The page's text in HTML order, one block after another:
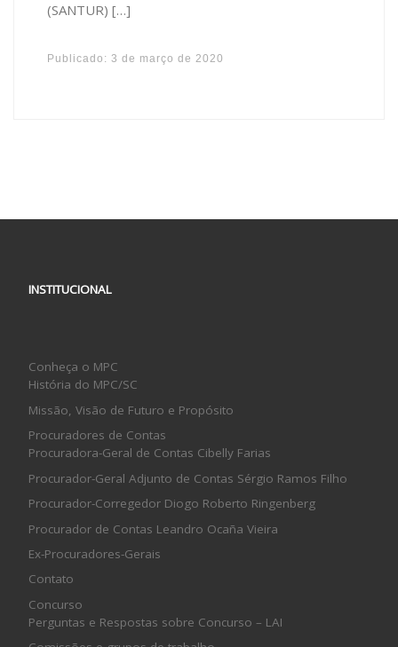
(SANTUR) […]
Publicado: 3 de março de 2020
INSTITUCIONAL
Conheça o MPC
História do MPC/SC
Missão, Visão de Futuro e Propósito
Procuradores de Contas
Procuradora-Geral de Contas Cibelly Farias
Procurador-Geral Adjunto de Contas Sérgio Ramos Filho
Procurador-Corregedor Diogo Roberto Ringenberg
Procurador de Contas Leandro Ocaña Vieira
Ex-Procuradores-Gerais
Contato
Concurso
Perguntas e Respostas sobre Concurso – LAI